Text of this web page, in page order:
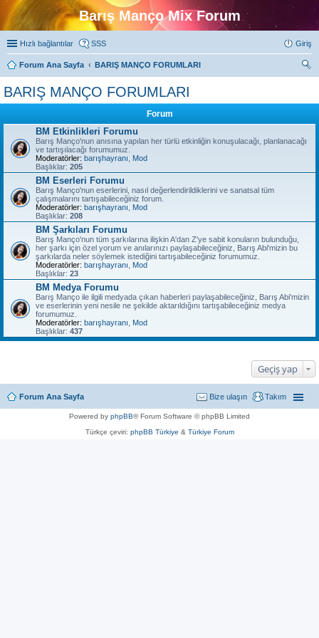
Barış Manço Mix Forum
Hızlı bağlantılar SSS Giriş
Forum Ana Sayfa
BARIŞ MANÇO FORUMLARI
BARIŞ MANÇO FORUMLARI
Forum
BM Etkinlikleri Forumu
Barış Manço'nun anısına yapılan her türlü etkinliğin konuşulacağı, planlanacağı
ve tartışılacağı forumumuz.
Moderatörler: barışhayranı
Mod
Başlıklar: 205
BM Eserleri Forumu
Barış Manço'nun eserlerini, nasıl değerlendirildiklerini ve sanatsal tüm
çalışmalarını tartışabileceğiniz forum.
Moderatörler: barışhayranı
Mod
Başlıklar: 208
BM Şarkıları Forumu
Barış Manço'nun tüm şarkılarına ilişkin A'dan Z'ye sabit konuların bulunduğu,
her şarkı için özel yorum ve anılarınızı paylaşabileceğiniz, Barış Abi'mizin bu
şarkılarda neler söylemek istediğini tartışabileceğiniz forumumuz.
Moderatörler: barışhayranı
Mod
Başlıklar: 23
BM Medya Forumu
Barış Manço ile ilgili medyada çıkan haberleri paylaşabileceğiniz, Barış Abi'mizin
ve eserlerinin yeni nesile ne şekilde aktarıldığını tartışabileceğiniz medya
forumumuz.
Moderatörler: barışhayranı
Mod
Başlıklar: 437
Geçiş yap
Forum Ana Sayfa Takım
Bize ulaşın
Powered by phpBB® Forum Software © phpBB Limited
Türkçe çeviri: phpBB Türkiye & Türkiye Forum